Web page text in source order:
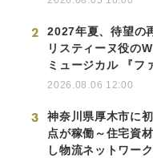
2
2027年夏、待望の
リスティーヌ役の
ミュージカル 『フ
2026.08.06 12:00
3
神奈川県厚木市に
点が稼働～住宅資
し物流ネットワー